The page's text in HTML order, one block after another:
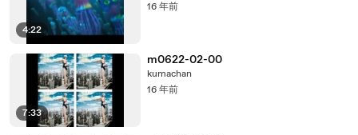
4:22
16 年前
7:33
m0622-02-00
kumachan
16 年前